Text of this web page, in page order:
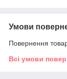
Умови
Повернення
Всі умови